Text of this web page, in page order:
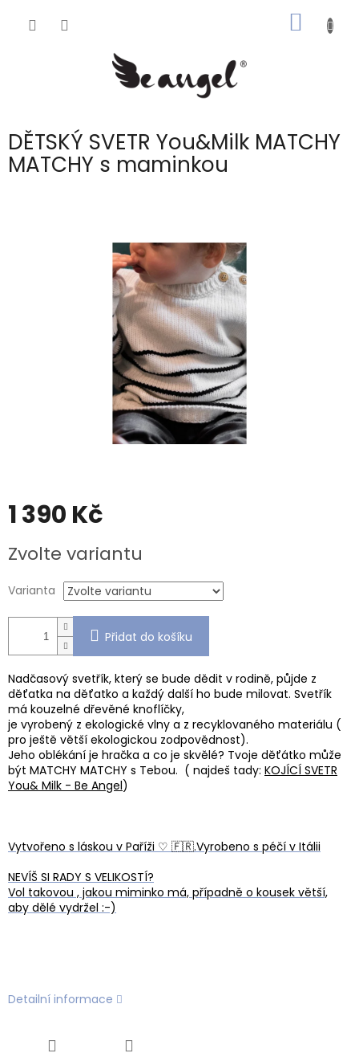
KOŠÍK
DĚTSKÝ SVETR You&Milk MATCHY
MATCHY s maminkou
1 390 Kč
cena:
Zvolte variantu
Varianta
Přidat do košíku
Nadčasový svetřík, který se bude dědit v rodině, půjde z
děťatka na děťatko a každý další ho bude milovat. Svetřík
má kouzelné dřevěné knoflíčky,
je vyrobený z ekologické vlny a z recyklovaného materiálu (
pro ještě větší ekologickou zodpovědnost).
Jeho oblékání je hračka a co je skvělé? Tvoje děťátko může
být MATCHY MATCHY s Tebou. ( najdeš tady: KOJÍCÍ SVETR
You& Milk - Be Angel)
Vytvořeno s láskou v Paříži ♡ 🇫🇷.Vyrobeno s péčí v Itálii
NEVÍŠ SI RADY S VELIKOSTÍ?
Vol takovou , jakou miminko má, případně o kousek větší,
aby dělé vydržel :-)
Detailní informace